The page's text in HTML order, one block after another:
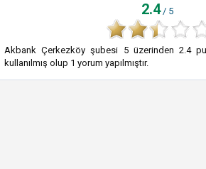
2.4/ 5
Akbank Çerkezköy şubesi 5üzerinden2.4
kullanılmış olup 1 yorum yapılmıştır.